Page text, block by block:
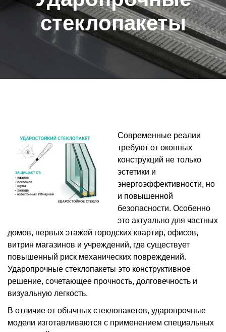
стеклопакеты
Современные реалии
требуют от оконных
конструкций не только
эстетики и
энергоэффективности, но
и повышенной
безопасности. Особенно
это актуально для частных
домов, первых этажей городских квартир, офисов,
витрин магазинов и учреждений, где существует
повышенный риск механических повреждений.
Ударопрочные стеклопакеты это конструктивное
решение, сочетающее прочность, долговечность и
визуальную легкость.
В отличие от обычных стеклопакетов, ударопрочные
модели изготавливаются с применением специальных